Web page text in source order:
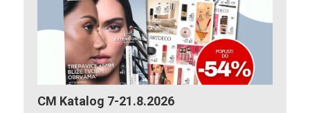
CM Katalog 7-21.8.2026